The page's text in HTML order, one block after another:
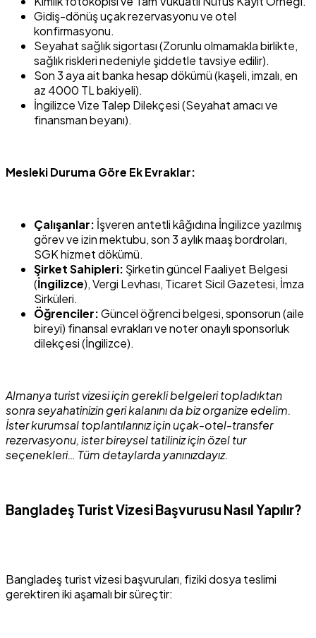
Gidiş-dönüş uçak rezervasyonu ve otel
konfirmasyonu.
Seyahat sağlık sigortası (Zorunlu olmamakla birlikte,
sağlık riskleri nedeniyle şiddetle tavsiye edilir).
Son 3 aya ait banka hesap dökümü (kaşeli, imzalı, en
az 4000 TL bakiyeli).
İngilizce Vize Talep Dilekçesi (Seyahat amacı ve
finansman beyanı).
Mesleki Duruma Göre Ek Evraklar:
Çalışanlar: İşveren antetli kâğıdına İngilizce yazılmış
görev ve izin mektubu, son 3 aylık maaş bordroları,
SGK hizmet dökümü.
Şirket Sahipleri: Şirketin güncel Faaliyet Belgesi
(İngilizce), Vergi Levhası, Ticaret Sicil Gazetesi, İmza
Sirküleri.
Öğrenciler:Güncel öğrenci belgesi, sponsorun (aile
bireyi) finansal evrakları ve noter onaylı sponsorluk
dilekçesi (İngilizce).
Almanya turist vizesi için gerekli belgeleri topladıktan
sonra seyahatinizin geri kalanını da biz organize edelim.
İster kurumsal toplantılarınız için uçak-otel-transfer
rezervasyonu, ister bireysel tatiliniz için özel tur
seçenekleri… Tüm detaylarda yanınızdayız.
Bangladeş Turist Vizesi Başvurusu Nasıl Yapılır?
Bangladeş turist vizesi başvuruları, fiziki dosya teslimi
gerektiren iki aşamalı bir süreçtir: